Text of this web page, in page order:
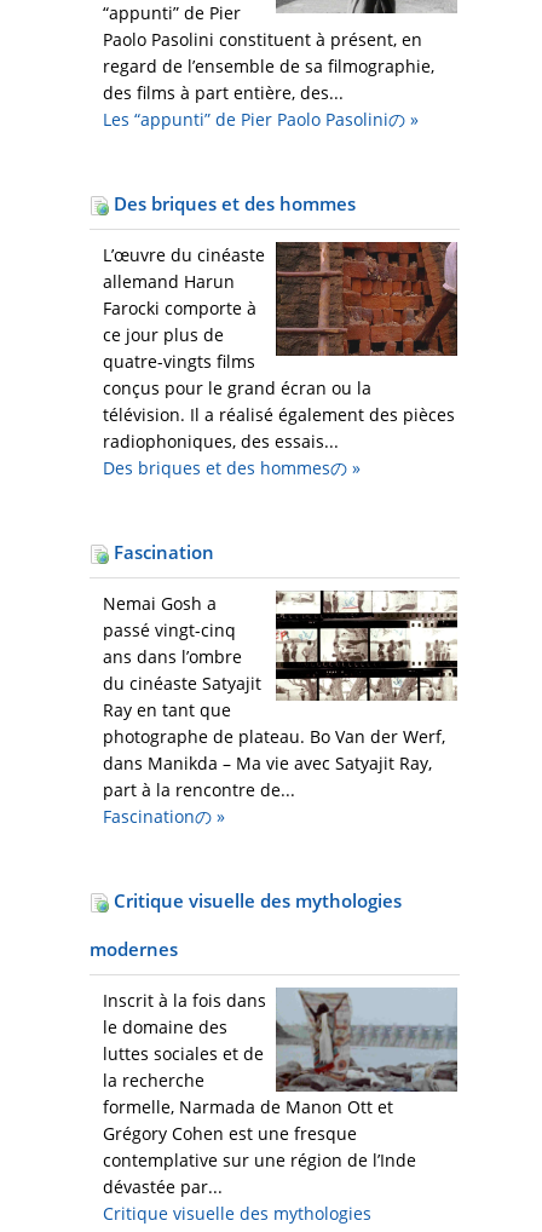
“appunti” de Pier
Paolo Pasolini constituent à présent, en
regard de l’ensemble de sa filmographie,
des films à part entière, des...
Les “appunti” de Pier Paolo Pasoliniの »
Des briques et des hommes
L’œuvre du cinéaste
allemand Harun
Farocki comporte à
ce jour plus de
quatre-vingts films
conçus pour le grand écran ou la
télévision. Il a réalisé également des pièces
radiophoniques, des essais...
Des briques et des hommesの »
Fascination
Nemai Gosh a
passé vingt-cinq
ans dans l’ombre
du cinéaste Satyajit
Ray en tant que
photographe de plateau. Bo Van der Werf,
dans Manikda – Ma vie avec Satyajit Ray,
part à la rencontre de...
Fascinationの »
Critique visuelle des mythologies
modernes
Inscrit à la fois dans
le domaine des
luttes sociales et de
la recherche
formelle, Narmada de Manon Ott et
Grégory Cohen est une fresque
contemplative sur une région de l’Inde
dévastée par...
Critique visuelle des mythologies